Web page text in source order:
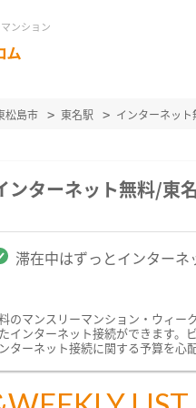
ンション
松島市 東名駅 インターネッ
ンターネット無料/東
滞在中はずっとインターネ
のマンスリーマンション・ウィ
インターネット接続ができます
ターネット接続に関する予算を心